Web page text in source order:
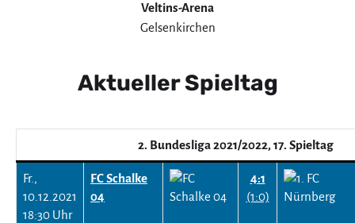
Veltins-Arena
Gelsenkirchen
Aktueller Spieltag
2. Bundesliga 2021/2022, 17. Spieltag
Fr.,
10.12.2021
18:30 Uhr
FC Schalke
04
4:1
(1:0)